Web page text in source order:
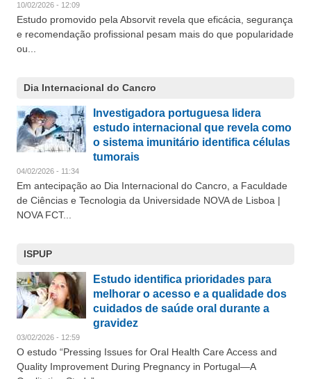
10/02/2026 - 12:09
Estudo promovido pela Absorvit revela que eficácia, segurança
e recomendação profissional pesam mais do que popularidade
ou...
Dia Internacional do Cancro
Investigadora portuguesa lidera
estudo internacional que revela como
o sistema imunitário identifica células
tumorais
04/02/2026 - 11:34
Em antecipação ao Dia Internacional do Cancro, a Faculdade
de Ciências e Tecnologia da Universidade NOVA de Lisboa |
NOVA FCT...
ISPUP
Estudo identifica prioridades para
melhorar o acesso e a qualidade dos
cuidados de saúde oral durante a
gravidez
03/02/2026 - 12:59
O estudo “Pressing Issues for Oral Health Care Access and
Quality Improvement During Pregnancy in Portugal—A